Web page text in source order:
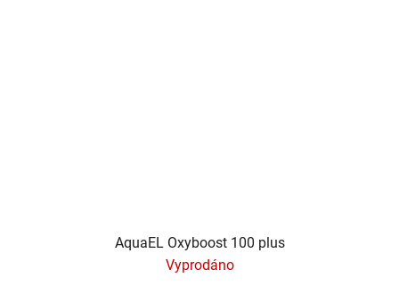
AquaEL Oxyboost 100 plus
Vyprodáno